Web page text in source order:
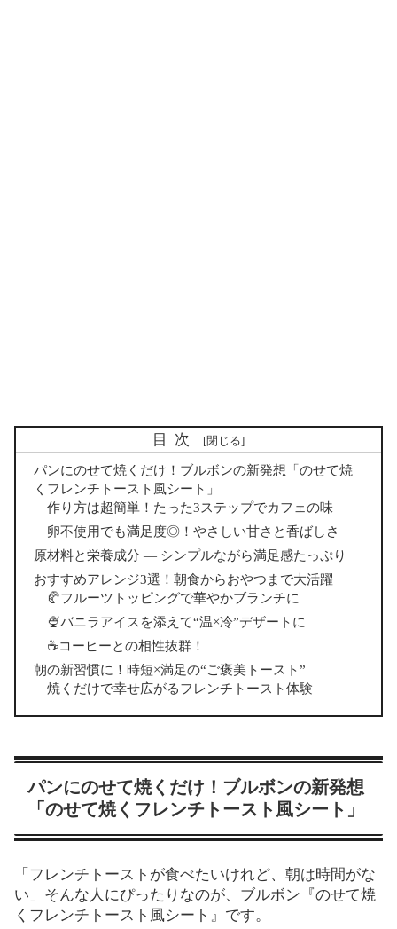
目次
パンにのせて焼くだけ！ブルボンの新発想「のせて焼
くフレンチトースト風シート」
作り方は超簡単！たった3ステップでカフェの味
卵不使用でも満足度◎！やさしい甘さと香ばしさ
原材料と栄養成分 ― シンプルながら満足感たっぷり
おすすめアレンジ3選！朝食からおやつまで大活躍
🥐フルーツトッピングで華やかブランチに
🍨バニラアイスを添えて“温×冷”デザートに
☕コーヒーとの相性抜群！
朝の新習慣に！時短×満足の“ご褒美トースト”
焼くだけで幸せ広がるフレンチトースト体験
パンにのせて焼くだけ！ブルボンの新発想
「のせて焼くフレンチトースト風シート」
「フレンチトーストが食べたいけれど、朝は時間がな
い」そんな人にぴったりなのが、ブルボン『のせて焼
くフレンチトースト風シート』です。